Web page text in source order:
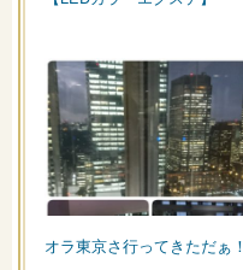
オラ東京さ行ってきただぁ！